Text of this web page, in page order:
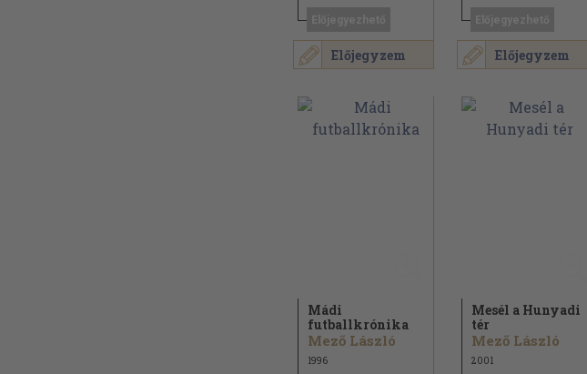
Előjegyzem Előjegyzem
Mádi
futballkrónika
Mező László
1996
Mesél a Hunyadi
tér
Mező László
2001